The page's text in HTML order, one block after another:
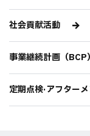
社会貢献活動
事業継続計画（BCP）
定期点検·アフター